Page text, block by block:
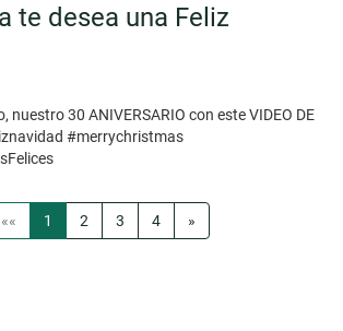
te desea una Feliz
nuestro 30 ANIVERSARIO con este VIDEO DE
#merrychristmas
«« 1 2 3 4 »